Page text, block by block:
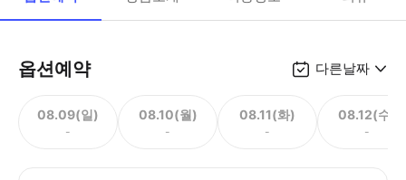
옵션예약 다른날짜
08.09(일)
-
08.10(월)
-
08.11(화)
-
08.12(수)
-